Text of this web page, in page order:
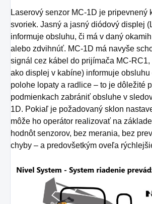
Laserový senzor MC-1D je pripevnený
svoriek. Jasný a jasný diódový displej
informuje obsluhu, či má v daný
alebo zdvihnúť. MC-1D má navyše
signál cez kábel do prijímača MC-RC1,
ako displej v kabíne) informuje obsluhu
polohe lopaty a radlice – to je dôležité
podmienkach zabrániť obsluhe v
1D. Pokiaľ je požadovaný sklon
môže ho operátor realizovať na
hodnôt senzorov, bez merania, bez
chyby – a predovšetkým oveľa